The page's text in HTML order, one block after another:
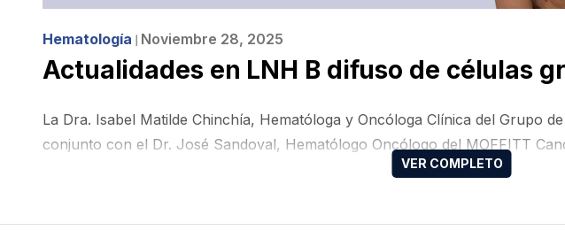
Hematología ❘ Noviembre 28, 2025
Actualidades en LNH B difuso de células
La Dra. Isabel Matilde Chinchía, Hematóloga y Oncóloga Clínica del Grupo
conjunto con el Dr. José Sandoval, Hematólogo Oncólogo del MOFFITT
compartieron las actualidades en linfoma no Hodgkin (LNH) B difuso de